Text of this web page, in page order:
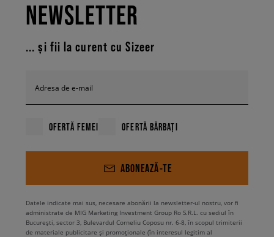
NEWSLETTER
... și fii la curent cu Sizeer
Adresa de e-mail
OFERTĂ FEMEI OFERTĂ BĂRBAȚI
ABONEAZĂ-TE
Datele indicate mai sus, necesare abonării la newsletter-ul nostru, vor fi
administrate de MIG Marketing Investment Group Ro S.R.L. cu sediul în
București, sector 3, Bulevardul Corneliu Coposu nr. 6-8, în scopul trimiterii
de materiale publicitare și promoționale (în interesul legitim al